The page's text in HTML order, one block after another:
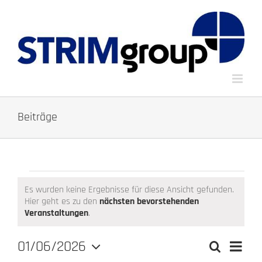
Beiträge
Veranstaltungen
Hinweis
Es wurden keine Ergebnisse für diese Ansicht gefunden.
Hier geht es zu den nächsten bevorstehenden
Veranstaltungen.
SucheMonat
01/06/2026